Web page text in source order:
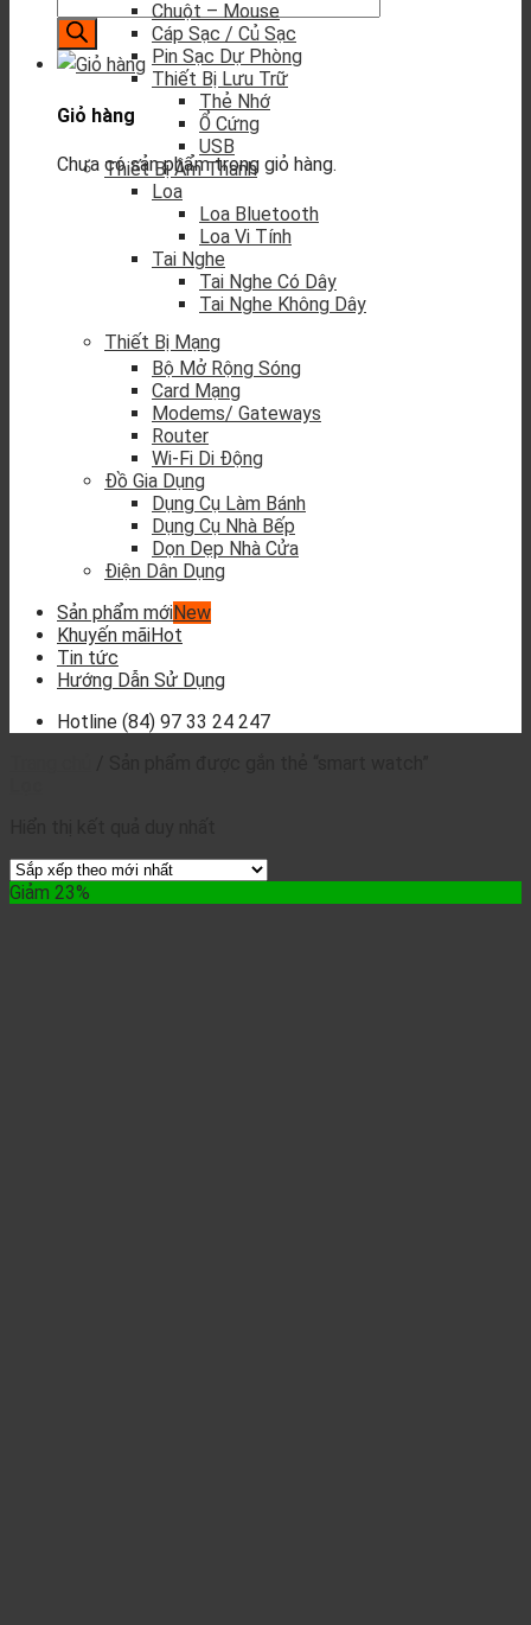
Giỏ hàng
Chưa có sản phẩm trong giỏ hàng.
Chuột – Mouse
Cáp Sạc / Củ Sạc
Pin Sạc Dự Phòng
Thiết Bị Lưu Trữ
Thẻ Nhớ
Ổ Cứng
USB
Thiết Bị Âm Thanh
Loa
Loa Bluetooth
Loa Vi Tính
Tai Nghe
Tai Nghe Có Dây
Tai Nghe Không Dây
Thiết Bị Mạng
Bộ Mở Rộng Sóng
Card Mạng
Modems/ Gateways
Router
Wi-Fi Di Động
Đồ Gia Dụng
Dụng Cụ Làm Bánh
Dụng Cụ Nhà Bếp
Dọn Dẹp Nhà Cửa
Điện Dân Dụng
Sản phẩm mới
Khuyến mãi
Tin tức
Hướng Dẫn Sử Dụng
Hotline (84) 97 33 24 247
Giảm 23%